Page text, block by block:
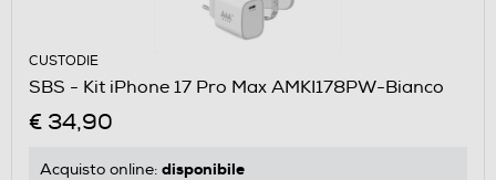
CUSTODIE
SBS - Kit iPhone 17 Pro Max AMKI178PW-Bianco
€ 34,90
Acquisto online: disponibile